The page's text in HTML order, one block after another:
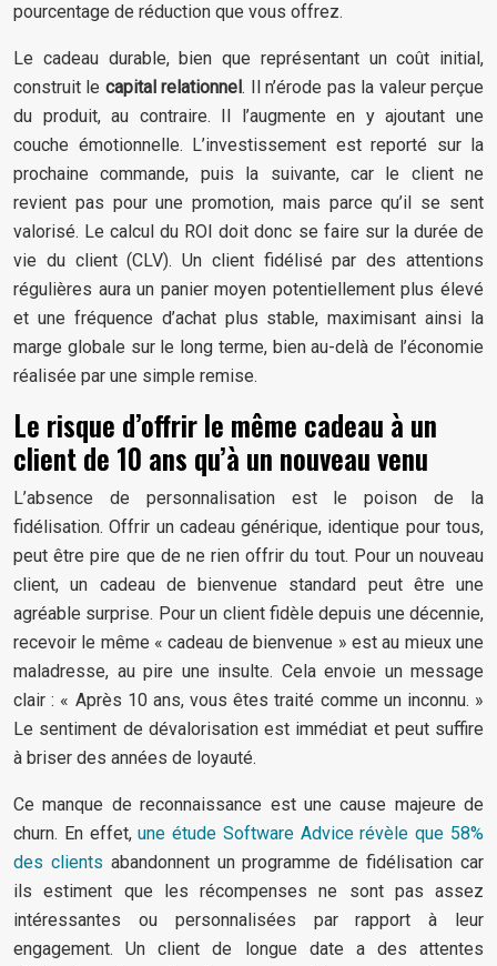
pourcentage de réduction que vous offrez.
Le cadeau durable, bien que représentant un coût initial,
construit le capital relationnel. Il n’érode pas la valeur perçue
du produit, au contraire. Il l’augmente en y ajoutant une
couche émotionnelle. L’investissement est reporté sur la
prochaine commande, puis la suivante, car le client ne
revient pas pour une promotion, mais parce qu’il se sent
valorisé. Le calcul du ROI doit donc se faire sur la durée de
vie du client (CLV). Un client fidélisé par des attentions
régulières aura un panier moyen potentiellement plus élevé
et une fréquence d’achat plus stable, maximisant ainsi la
marge globale sur le long terme, bien au-delà de l’économie
réalisée par une simple remise.
Le risque d’offrir le même cadeau à un
client de 10 ans qu’à un nouveau venu
L’absence de personnalisation est le poison de la
fidélisation. Offrir un cadeau générique, identique pour tous,
peut être pire que de ne rien offrir du tout. Pour un nouveau
client, un cadeau de bienvenue standard peut être une
agréable surprise. Pour un client fidèle depuis une décennie,
recevoir le même « cadeau de bienvenue » est au mieux une
maladresse, au pire une insulte. Cela envoie un message
clair : « Après 10 ans, vous êtes traité comme un inconnu. »
Le sentiment de dévalorisation est immédiat et peut suffire
à briser des années de loyauté.
Ce manque de reconnaissance est une cause majeure de
churn. En effet,une étude Software Advice révèle que 58%
des clients abandonnent un programme de fidélisation car
ils estiment que les récompenses ne sont pas assez
intéressantes ou personnalisées par rapport à leur
engagement. Un client de longue date a des attentes